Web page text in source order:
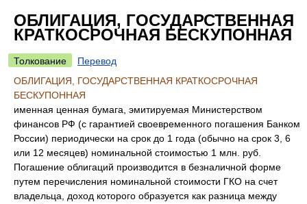
ОБЛИГАЦИЯ, ГОСУДАРСТВЕННАЯ
КРАТКОСРОЧНАЯ БЕСКУПОННАЯ
Толкование
Перевод
ОБЛИГАЦИЯ, ГОСУДАРСТВЕННАЯ КРАТКОСРОЧНАЯ
БЕСКУПОННАЯ
именная ценная бумага, эмитируемая Министерством
финансов РФ (с гарантией своевременного погашения Банком
России) периодически на срок до 1 года (обычно на срок 3, 6
или 12 месяцев) номинальной стоимостью 1 млн. руб.
Погашение облигаций производится в безналичной форме
путем перечисления номинальной стоимости ГКО на счет
владельца, доход которого образуется как разница между